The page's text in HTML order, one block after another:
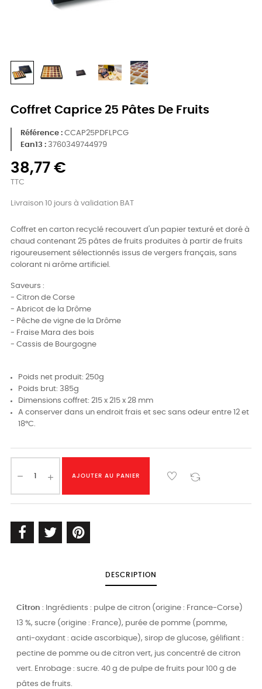
Coffret Caprice 25 Pâtes De Fruits
Référence
CCAP25PDFLPCG
Ean13 : 3760349744979
38,77 €
TTC
Livraison 10 jours à validation BAT
Coffret en carton recyclé recouvert d'un papier texturé et doré à
chaud contenant 25 pâtes de fruits produites à partir de fruits
rigoureusement sélectionnés issus de vergers français, sans
colorant ni arôme artificiel.
Saveurs :
- Citron de Corse
- Abricot de la Drôme
- Pêche de vigne de la Drôme
- Fraise Mara des bois
- Cassis de Bourgogne
Poids net produit: 250g
Poids brut: 385g
Dimensions coffret: 215 x 215 x 28 mm
A conserver dans un endroit frais et sec sans odeur entre 12 et
18°C.
AJOUTER AU PANIER
DESCRIPTION
Citron : Ingrédients : pulpe de citron (origine : France-Corse)
13 %, sucre (origine : France), purée de pomme (pomme,
anti-oxydant : acide ascorbique), sirop de glucose, gélifiant :
pectine de pomme ou de citron vert, jus concentré de citron
vert. Enrobage : sucre. 40 g de pulpe de fruits pour 100 g de
pâtes de fruits.